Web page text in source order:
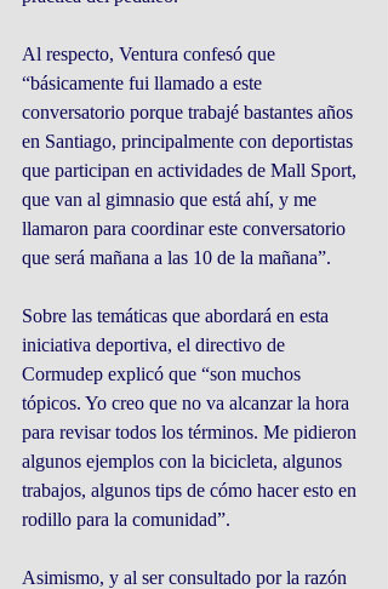
Al respecto, Ventura confesó que
“básicamente fui llamado a este
conversatorio porque trabajé bastantes años
en Santiago, principalmente con deportistas
que participan en actividades de Mall Sport,
que van al gimnasio que está ahí, y me
llamaron para coordinar este conversatorio
que será mañana a las 10 de la mañana”.
Sobre las temáticas que abordará en esta
iniciativa deportiva, el directivo de
Cormudep explicó que “son muchos
tópicos. Yo creo que no va alcanzar la hora
para revisar todos los términos. Me pidieron
algunos ejemplos con la bicicleta, algunos
trabajos, algunos tips de cómo hacer esto en
rodillo para la comunidad”.
Asimismo, y al ser consultado por la razón